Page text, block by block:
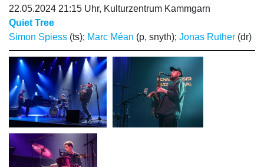
22.05.2024 21:15 Uhr, Kulturzentrum Kammgarn
Quiet Tree
Simon Spiess (ts); Marc Méan (p, snyth); Jonas Ruther (dr)